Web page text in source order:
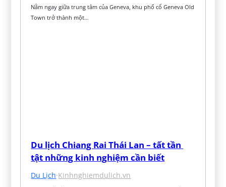
Nằm ngay giữa trung tâm của Geneva, khu phố cổ Geneva Old
Town trở thành một…
Du lịch Chiang Rai Thái Lan – tất tần
tật những kinh nghiệm cần biết
Du Lịch·Kinhnghiemdulich.vn